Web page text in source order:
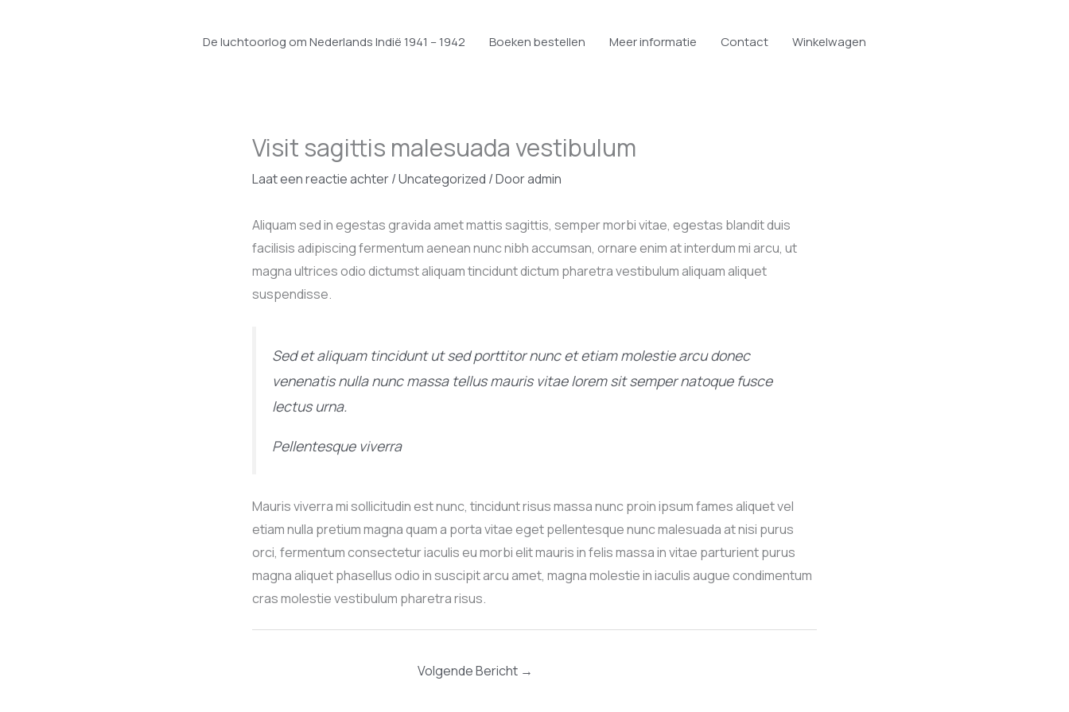
De luchtoorlog om Nederlands Indië 1941 – 1942 Boeken bestellen Meer informatie Contact Winkelwagen
Visit sagittis malesuada vestibulum
Laat een reactie achter/Uncategorized / Dooradmin
Aliquam sed in egestas gravida amet mattis sagittis, semper morbi vitae, egestas blandit duis
facilisis adipiscing fermentum aenean nunc nibh accumsan, ornare enim at interdum mi arcu, ut
magna ultrices odio dictumst aliquam tincidunt dictum pharetra vestibulum aliquam aliquet
suspendisse.
Sed et aliquam tincidunt ut sed porttitor nunc et etiam molestie arcu donec
venenatis nulla nunc massa tellus mauris vitae lorem sit semper natoque fusce
lectus urna.
Pellentesque viverra
Mauris viverra mi sollicitudin est nunc, tincidunt risus massa nunc proin ipsum fames aliquet vel
etiam nulla pretium magna quam a porta vitae eget pellentesque nunc malesuada at nisi purus
orci, fermentum consectetur iaculis eu morbi elit mauris in felis massa in vitae parturient purus
magna aliquet phasellus odio in suscipit arcu amet, magna molestie in iaculis augue condimentum
cras molestie vestibulum pharetra risus.
Volgende Bericht →